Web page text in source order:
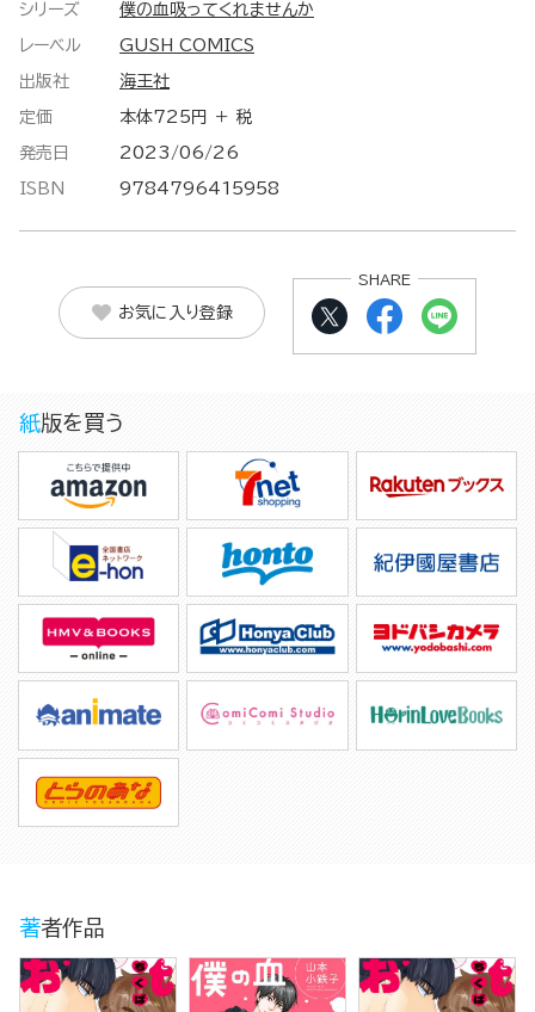
シリーズ 僕の血吸ってくれませんか
レーベル GUSH COMICS
出版社 海王社
定価 本体725円 ＋ 税
発売日 2023/06/26
ISBN 9784796415958
お気に入り登録
SHARE
紙版を買う
著者作品